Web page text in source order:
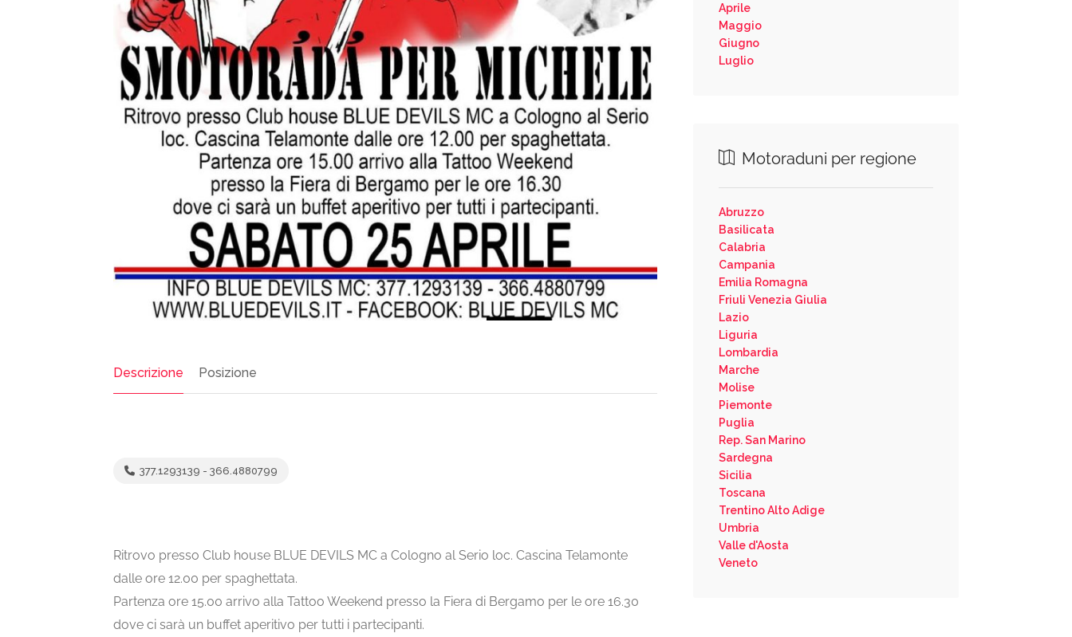
Descrizione Posizione
377.1293139 - 366.4880799
Ritrovo presso Club house BLUE DEVILS MC a Cologno al Serio loc. Cascina Telamonte
dalle ore 12.00 per spaghettata.
Partenza ore 15.00 arrivo alla Tattoo Weekend presso la Fiera di Bergamo per le ore 16.30
dove ci sarà un buffet aperitivo per tutti i partecipanti.
Aprile
Maggio
Giugno
Luglio
Motoraduni per regione
Abruzzo
Basilicata
Calabria
Campania
Emilia Romagna
Friuli Venezia Giulia
Lazio
Liguria
Lombardia
Marche
Molise
Piemonte
Puglia
Rep. San Marino
Sardegna
Sicilia
Toscana
Trentino Alto Adige
Umbria
Valle d'Aosta
Veneto